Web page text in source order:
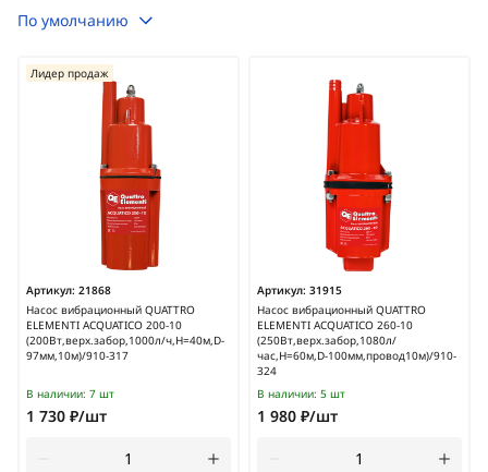
По умолчанию
Артикул: 21868
Насос вибрационный QUATTRO
ELEMENTI ACQUATICO 200-10
(200Вт,верх.забор,1000л/ч,H=40м,D-
97мм,10м)/910-317
Лидер продаж
В наличии: 7 шт
1 730 ₽/шт
Артикул: 31915
Насос вибрационный QUATTRO
ELEMENTI ACQUATICO 260-10
(250Вт,верх.забор,1080л/
час,H=60м,D-100мм,провод10м)/910-
324
В наличии: 5 шт
1 980 ₽/шт